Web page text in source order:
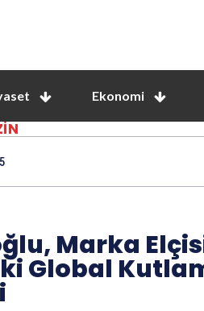
Ekonomi
Marka
Global